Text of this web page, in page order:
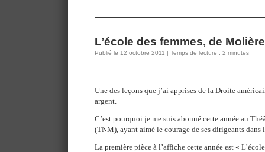
L’école des femmes, de
Publié le 12 octobre 2011 | Temps de lecture : 2 minutes
Une des leçons que j’ai apprises de la Droite
argent.
C’est pourquoi je me suis abonné cette année au
(TNM), ayant aimé le courage de ses dirigeants dans
La première pièce à l’affiche cette année est «